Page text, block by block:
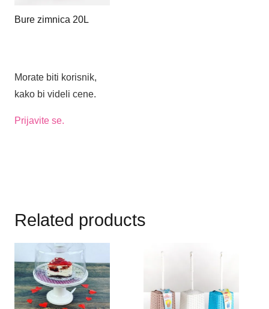
Bure zimnica 20L
Morate biti korisnik,
kako bi videli cene.
Prijavite se.
Related products